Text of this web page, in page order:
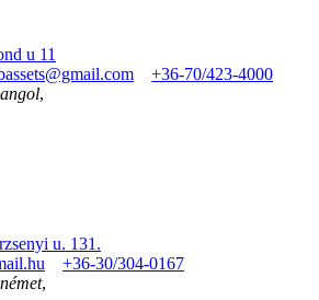
u 11
+36-70/423-4000
angol,
u. 131.
+36-30/304-0167
német,